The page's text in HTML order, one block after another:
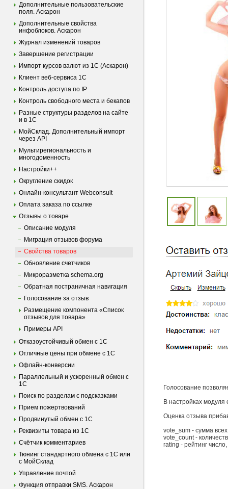
Дополнительные пользовательские
поля. Аскарон
Дополнительные свойства
инфоблоков. Аскарон
Журнал изменений товаров
Завершение регистрации
Импорт курсов валют из 1С (Аскарон)
Клиент веб-сервиса 1С
Контроль доступа по IP
Контроль свободного места и бекапов
Разные структуры разделов на сайте
и в 1С
МойСклад. Дополнительный импорт
через API
Мультирегиональность и
многодоменность
Настройки++
Округление скидок
Онлайн-консультант Webconsult
Оплата заказа по ссылке
Отзывы о товаре
Опиcание модуля
Миграция отзывов форума
Свойства товаров
Обновление счетчиков
Микроразметка schema.org
Обратная постраничная навигация
Голосование за отзыв
Размещение компонента «Список
отзывов для товара»
Примеры API
Отказоустойчивый обмен с 1С
Отличные цены при обмене с 1С
Офлайн-конверсии
Параллельный и ускоренный обмен с
1С
Поиск по разделам с подсказками
Прием пожертвований
Продвинутый обмен с 1С
Реквизиты товара из 1С
Счётчик комментариев
Тюнинг стандартного обмена с 1С или
с МойСклад
Управление почтой
Функция отправки SMS. Аскарон
Голосование
В настройках
Оценка отзыва
vote_sum - сумма
vote_count -
rating - рейтинг